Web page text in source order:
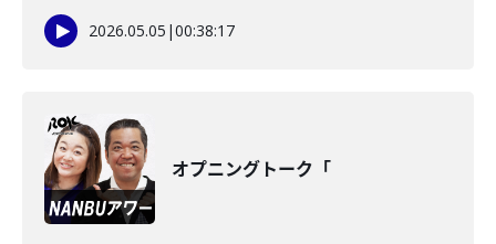
2026.05.05 |00:38:17
オプニングトーク「